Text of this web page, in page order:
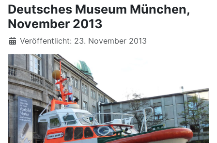
Deutsches Museum München,
November 2013
Details
Veröffentlicht: 23. November 2013